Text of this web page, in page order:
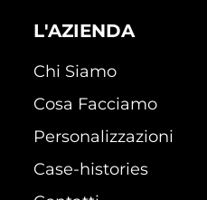
L'AZIENDA
Chi Siamo
Cosa Facciamo
Personalizzazioni
Case-histories